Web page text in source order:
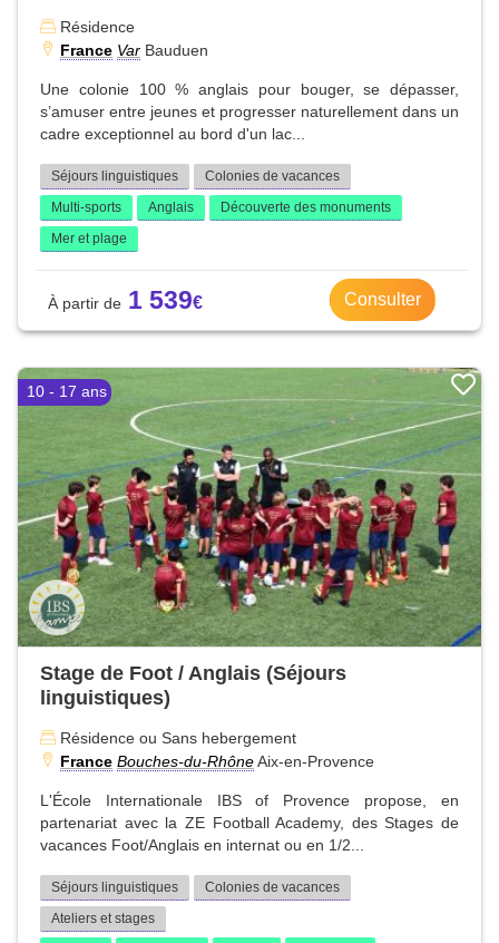
Résidence
France Var Bauduen
Une colonie 100 % anglais pour bouger, se dépasser,
s’amuser entre jeunes et progresser naturellement dans un
cadre exceptionnel au bord d'un lac...
Séjours linguistiques
Colonies de vacances
Multi-sports
Anglais
Découverte des monuments
Mer et plage
1 539 Consulter
10 - 17 ans
Stage de Foot / Anglais (Séjours
linguistiques)
Résidence ou Sans hebergement
France Bouches-du-RhôneAix-en-Provence
L'École Internationale IBS of Provence propose, en
partenariat avec la ZE Football Academy, des Stages de
vacances Foot/Anglais en internat ou en 1/2...
Séjours linguistiques
Colonies de vacances
Ateliers et stages